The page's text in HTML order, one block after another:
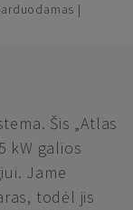
|
Šis „Atlas
kW galios
Jame
todėl jis